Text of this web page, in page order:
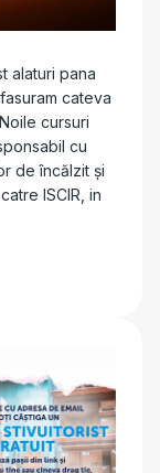
alaturi pana
cateva
cursuri
cu
de încălzit şi
ISCIR, in